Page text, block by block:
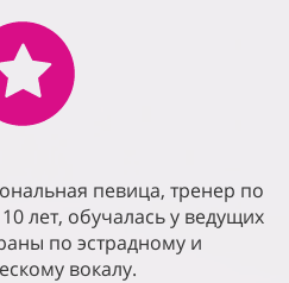
певица, тренер по
лет, обучалась у ведущих
по эстрадному и
вокалу.